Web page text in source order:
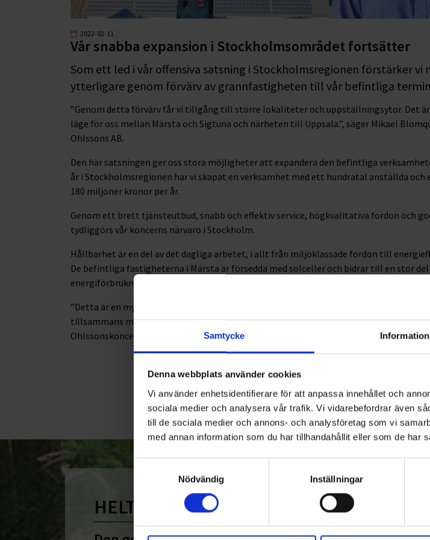
Samtycke Information
Denna webbplats använder cookies
Vi använder enhetsidentifierare för att anpassa innehållet och
sociala medier och analysera vår trafik. Vi vidarebefordrar även
till de sociala medier och annons- och analysföretag som vi
med annan information som du har tillhandahållit eller som de har
Nödvändig
Inställningar
2022-02-11
Vår snabba expansion i Stockholmsområdet fortsätter
Som ett led i vår offensiva satsning i Stockholmsregionen förstärker vi
ytterligare genom förvärv av grannfastigheten till vår befintliga
”Genom detta förvärv får vi tillgång till större lokaliteter och uppställningsytor. Det
läge för oss mellan Märsta och Sigtuna och närheten till Uppsala.”, säger Mikael
Ohlssons AB.
Den här satsningen ger oss stora möjligheter att expandera den befintliga
år i Stockholmsregionen har vi skapat en verksamhet med ett hundratal anställda och
180 miljoner kronor per år.
Genom ett brett tjänsteutbud, snabb och effektiv service, högkvalitativa fordon och
tydliggörs vår koncerns närvaro i Stockholm.
Hållbarhet är en del av det dagliga arbetet, i allt från miljöklassade fordon till
De befintliga fastigheterna i Märsta är försedda med solceller och bidrar till en stor del
energiförbrukningen.
”Detta är en mycket spännande satsning med stora utvecklingsmöjligheter. Vi ser fram
tillsammans med våra medarbetare bli den ledande aktören i regionen.”, säger Christer
Ohlssonskoncernen.
HELT ENKELT HÅLLBART